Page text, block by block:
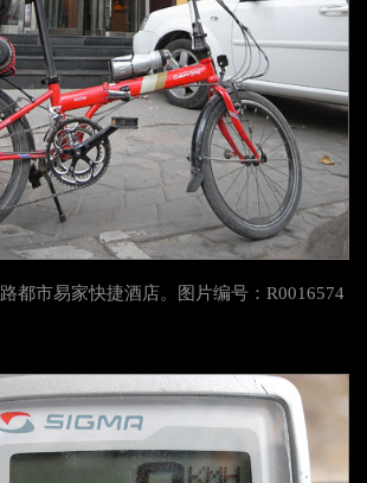
都市易家快捷酒店。图片编号：R0016574